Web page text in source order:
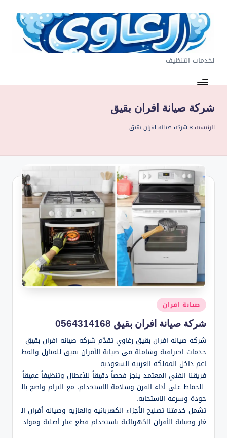
التجاوز
المحتوى
ر
غ
ي
لخدمات التنظيف
شركة صيانة افران بقيق
الرئيسية» شركة صيانة افران بقيق
نُشر
في
صيانة افران
شركة صيانة افران بقيق 0564314168
شركة صيانة افران بقيق رغاوي تقدّم شركة صيانة افران بقيق
خدمات احترافية وشاملة في صيانة الأفران بقيق للمنازل والمط
اعم داخل المملكة العربية السعودية.
فريقنا الفني المعتمد ينجز فحصاً دقيقاً للأعطال وتنظيفاً عميقاً
للحفاظ على أداء الفرن وسلامة الاستخدام، مع التزام واضح بال
جودة وسرعة الاستجابة.
تشمل خدمتنا تصليح الأجزاء الكهربائية والغازية وصيانة أفران ال
غاز وصيانة الأفران الكهربائية باستخدام قطع غيار أصلية ومواد